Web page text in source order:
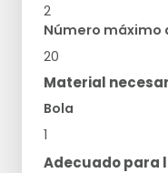
2
Número máximo
20
Material
Bola
1
Adecuado para